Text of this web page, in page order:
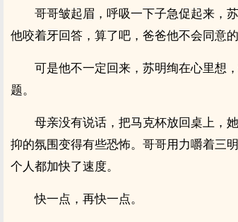
哥哥皱起眉，呼吸一下子急促起来，
他咬着牙回答，算了吧，爸爸他不会同意的
可是他不一定回来，苏明绚在心里想
题。
母亲没有说话，把马克杯放回桌上，
抑的氛围变得有些恐怖。哥哥用力嚼着三
个人都加快了速度。
快一点，再快一点。